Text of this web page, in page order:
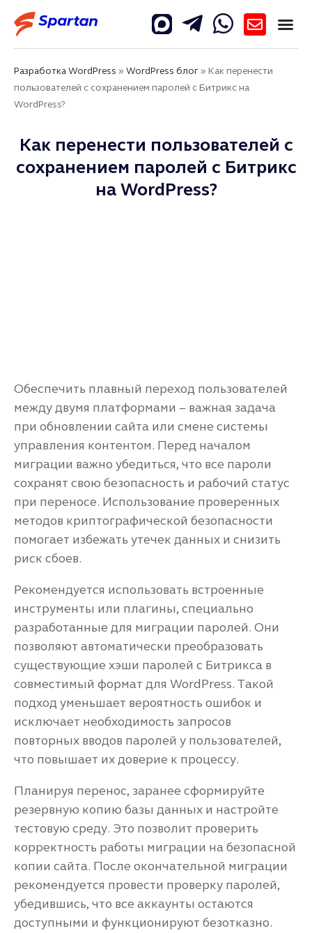
Разработка WordPress » WordPress блог » Как перенести
пользователей с сохранением паролей с Битрикс на
WordPress?
Как перенести пользователей с
сохранением паролей с Битрикс
на WordPress?
Обеспечить плавный переход пользователей
между двумя платформами – важная задача
при обновлении сайта или смене системы
управления контентом. Перед началом
миграции важно убедиться, что все пароли
сохранят свою безопасность и рабочий статус
при переносе. Использование проверенных
методов криптографической безопасности
помогает избежать утечек данных и снизить
риск сбоев.
Рекомендуется использовать встроенные
инструменты или плагины, специально
разработанные для миграции паролей. Они
позволяют автоматически преобразовать
существующие хэши паролей с Битрикса в
совместимый формат для WordPress. Такой
подход уменьшает вероятность ошибок и
исключает необходимость запросов
повторных вводов паролей у пользователей,
что повышает их доверие к процессу.
Планируя перенос, заранее сформируйте
резервную копию базы данных и настройте
тестовую среду. Это позволит проверить
корректность работы миграции на безопасной
копии сайта. После окончательной миграции
рекомендуется провести проверку паролей,
убедившись, что все аккаунты остаются
доступными и функционируют безотказно.